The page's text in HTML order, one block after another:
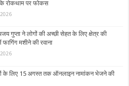
रोकथाम पर फोकस
गुप्ता ने लोगों की अच्छी सेहत के लिए क्षेत्र की
फागिंग मशीने की रवाना
के लिए 15 अगस्त तक ऑनलाइन नामांकन भेजने की